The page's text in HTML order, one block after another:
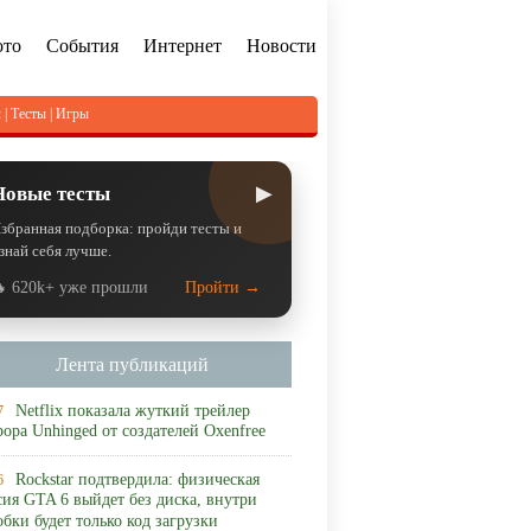
События Интернет Новости
Тесты Игры
тесты ▶
подборка: пройди тесты и
себя лучше.
620k+ уже прошли Пройти →
Лента публикаций
Netflix показала жуткий трейлер
Unhinged от создателей Oxenfree
Rockstar подтвердила: физическая
GTA 6 выйдет без диска, внутри
будет только код загрузки